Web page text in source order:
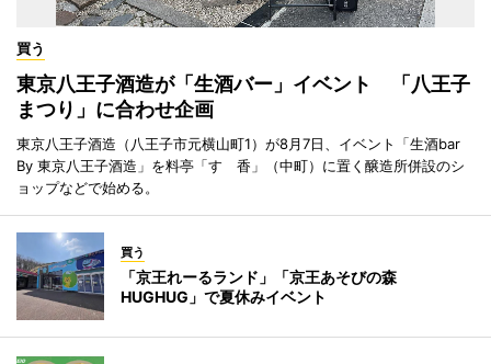
買う
東京八王子酒造が「生酒バー」イベント 「八王子
まつり」に合わせ企画
東京八王子酒造（八王子市元横山町1）が8月7日、イベント「生酒bar
By 東京八王子酒造」を料亭「すゞ香」（中町）に置く醸造所併設のシ
ョップなどで始める。
買う
「京王れーるランド」「京王あそびの森
HUGHUG」で夏休みイベント